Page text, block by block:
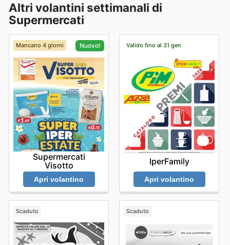
Altri volantini settimanali di
Supermercati
Mancano 4 giorni Nuovo!
Supermercati
Visotto
Apri volantino
Valido fino al 31 gen
IperFamily
Apri volantino
Scaduto Scaduto